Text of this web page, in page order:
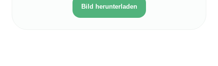
Bild herunterladen